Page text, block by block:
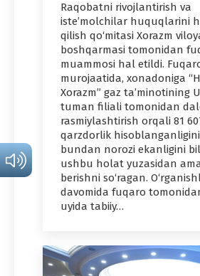
Raqobatni rivojlantirish va
iste’molchilar huquqlarini
qilish qo‘mitasi Xorazm
boshqarmasi tomonidan
muammosi hal etildi.
murojaatida, xonadoniga
Xorazm” gaz ta’minotining
tuman filiali tomonidan
rasmiylashtirish orqali 81
qarzdorlik
bundan norozi ekanligini
ushbu holat yuzasidan
berishni so‘ragan.
davomida fuqaro
uyida tabiiy…